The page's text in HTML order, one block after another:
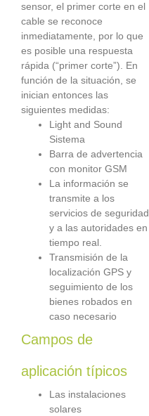
sensor, el primer corte en el
cable se reconoce
inmediatamente, por lo que
es posible una respuesta
rápida (“primer corte”). En
función de la situación, se
inician entonces las
siguientes medidas:
Light and Sound
Sistema
Barra de advertencia
con monitor GSM
La información se
transmite a los
servicios de seguridad
y a las autoridades en
tiempo real.
Transmisión de la
localización GPS y
seguimiento de los
bienes robados en
caso necesario
Campos de
aplicación típicos
Las instalaciones
solares